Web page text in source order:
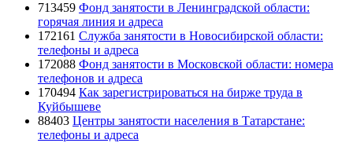
713459 Фонд занятости в Ленинградской области:
горячая линия и адреса
172161 Служба занятости в Новосибирской области:
телефоны и адреса
172088 Фонд занятости в Московской области: номера
телефонов и адреса
170494 Как зарегистрироваться на бирже труда в
Куйбышеве
88403 Центры занятости населения в Татарстане:
телефоны и адреса